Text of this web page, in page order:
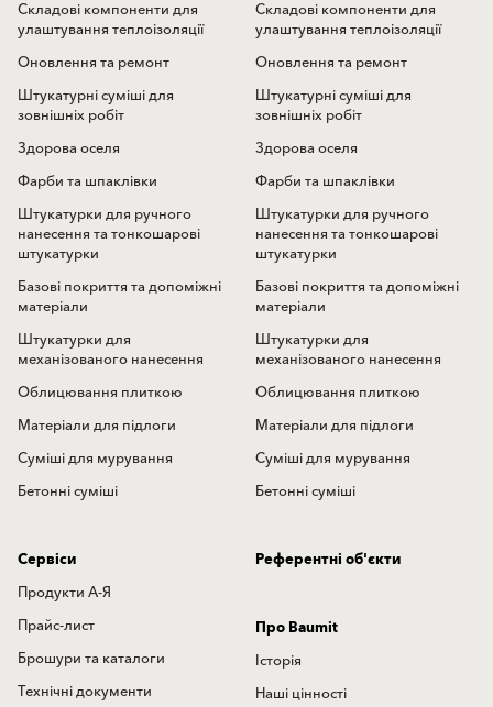
Складові компоненти для
улаштування теплоізоляції
Оновлення та ремонт
Штукатурні суміші для
зовнішніх робіт
Здорова оселя
Фарби та шпаклівки
Штукатурки для ручного
нанесення та тонкошарові
штукатурки
Базові покриття та допоміжні
матеріали
Штукатурки для
механізованого нанесення
Облицювання плиткою
Матеріали для підлоги
Суміші для мурування
Бетонні суміші
Складові компоненти для
улаштування теплоізоляції
Оновлення та ремонт
Штукатурні суміші для
зовнішніх робіт
Здорова оселя
Фарби та шпаклівки
Штукатурки для ручного
нанесення та тонкошарові
штукатурки
Базові покриття та допоміжні
матеріали
Штукатурки для
механізованого нанесення
Облицювання плиткою
Матеріали для підлоги
Суміші для мурування
Бетонні суміші
Сервіси
Продукти А-Я
Прайс-лист
Брошури та каталоги
Технічні документи
Референтні об'єкти
Про Baumit
Історія
Наші цінності